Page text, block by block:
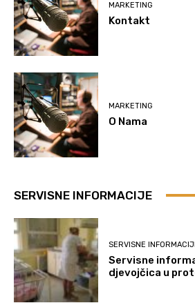
MARKETING
Kontakt
MARKETING
O Nama
SERVISNE INFORMACIJE
SERVISNE
Servisne
djevojčica u